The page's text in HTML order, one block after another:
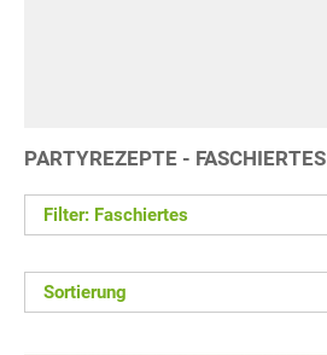
PARTYREZEPTE - FASCHIERTES
Filter: Faschiertes
Sortierung